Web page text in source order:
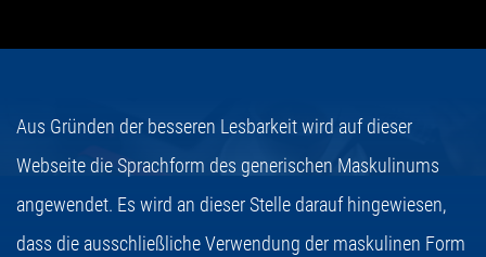
Aus Gründen der besseren Lesbarkeit wird auf dieser
Webseite die Sprachform des generischen Maskulinums
angewendet. Es wird an dieser Stelle darauf hingewiesen,
dass die ausschließliche Verwendung der maskulinen Form